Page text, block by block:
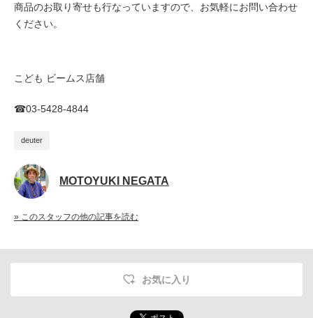
商品のお取り寄せも行なっていますので、お気軽にお問い合わせ
ください。
こども ビームス店舗
☎︎03-5428-4844
deuter
MOTOYUKI NEGATA
» このスタッフの他の記事を読む
お気に入り